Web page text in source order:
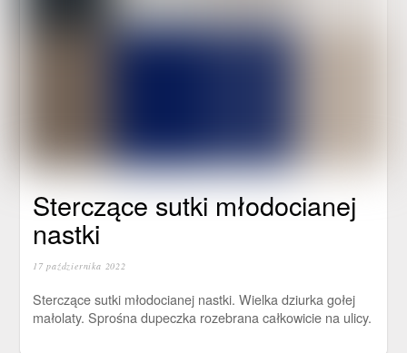
Sterczące sutki młodocianej
nastki
17 października 2022
Sterczące sutki młodocianej nastki. Wielka dziurka gołej
małolaty. Sprośna dupeczka rozebrana całkowicie na ulicy.